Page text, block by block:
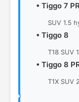
• Tiggo 7
SUV 1.5
• Tiggo 8
T18 SUV
• Tiggo 8
T1X SUV